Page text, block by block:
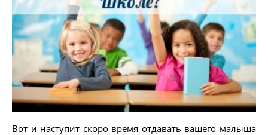
Вот и наступит скоро время отдавать вашего малыша